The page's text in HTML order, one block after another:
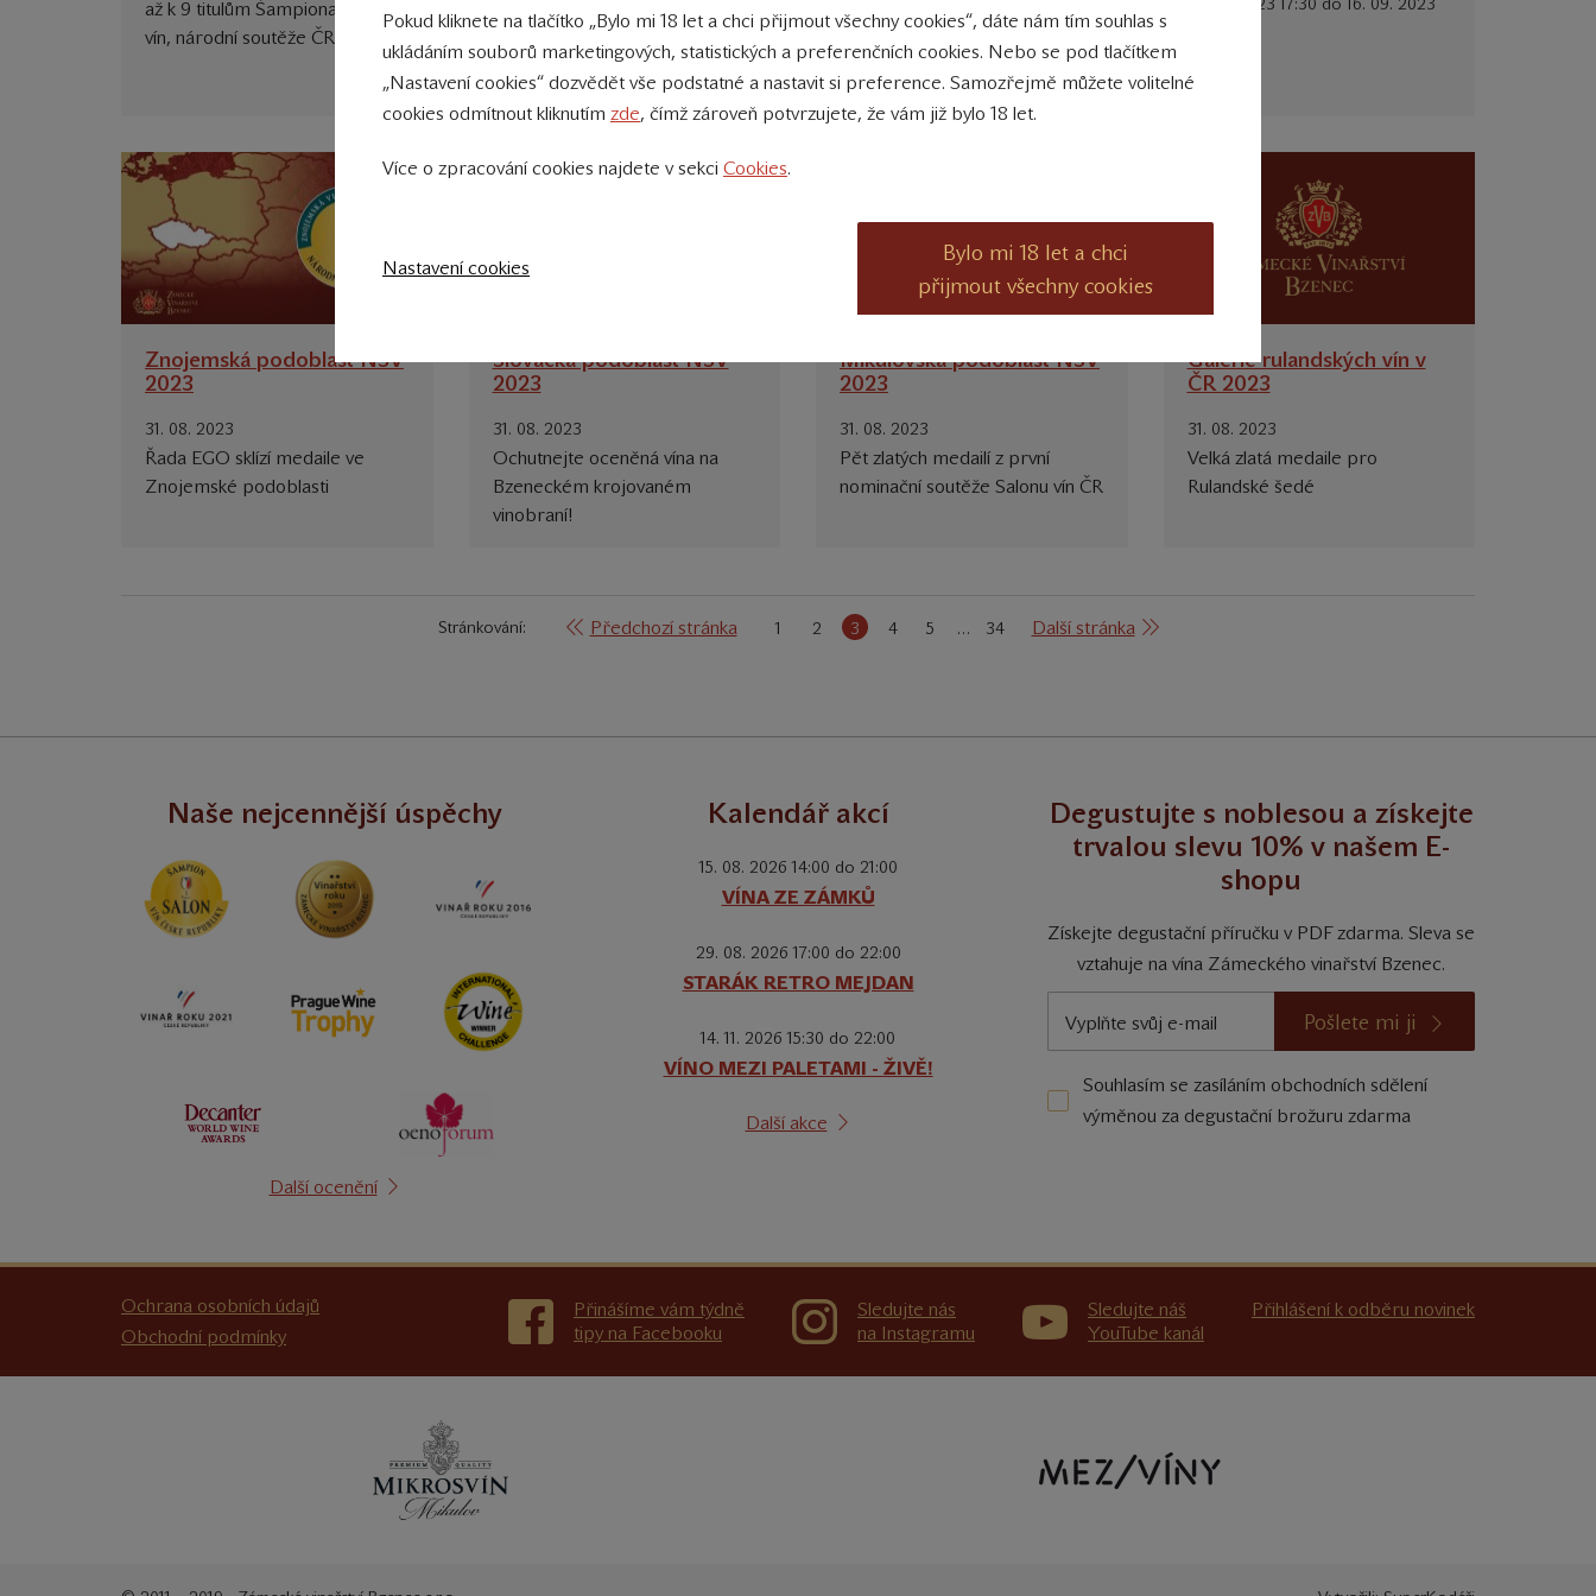
až k 9 titulům Šampiona Salonu
vín, národní soutěže ČR.
- Svatomartinská, mladá r. 2023 i
11. 11. 2023 15:00 do 22:00
Znojemská podoblast NSV
2023
31. 08. 2023
Řada EGO sklízí medaile ve
Znojemské podoblasti
Slovácká podoblast NSV
2023
31. 08. 2023
Ochutnejte oceněná vína na
Bzeneckém krojovaném
vinobraní!
Mikulovská podoblast NSV
2023
31. 08. 2023
Pět zlatých medailí z první
nominační soutěže Salonu vín ČR
Galerie rulandských vín v
ČR 2023
31. 08. 2023
Velká zlatá medaile pro
Rulandské šedé
Stránkování: Předchozí stránka 1 2 3 4 5 … 34 Další stránka
Naše nejcennější úspěchy
Další ocenění
Kalendář akcí
15. 08. 2026 14:00 do 21:00
VÍNA ZE ZÁMKŮ
29. 08. 2026 17:00 do 22:00
STARÁK RETRO MEJDAN
14. 11. 2026 15:30 do 22:00
VÍNO MEZI PALETAMI - ŽIVĚ!
Další akce
Degustujte s noblesou a získejte
trvalou slevu 10% v našem E-
shopu
Získejte degustační příručku v PDF zdarma. Sleva se
vztahuje na vína Zámeckého vinařství Bzenec.
Pošlete mi ji
Souhlasím se zasíláním obchodních sdělení
výměnou za degustační brožuru zdarma
Ochrana osobních údajů
Obchodní podmínky
Přinášíme vám týdně
tipy na Facebooku
Sledujte nás
na Instagramu
Sledujte náš
YouTube kanál
Přihlášení k odběru novinek
Pokud kliknete na tlačítko „Bylo mi 18 let a chci přijmout všechny cookies“, dáte nám tím souhlas s
ukládáním souborů marketingových, statistických a preferenčních cookies. Nebo se pod tlačítkem
„Nastavení cookies“ dozvědět vše podstatné a nastavit si preference. Samozřejmě můžete volitelné
cookies odmítnout kliknutím zde, čímž zároveň potvrzujete, že vám již bylo 18 let.
Více o zpracování cookies najdete v sekci Cookies.
Nastavení cookies
Bylo mi 18 let a chci
přijmout všechny cookies